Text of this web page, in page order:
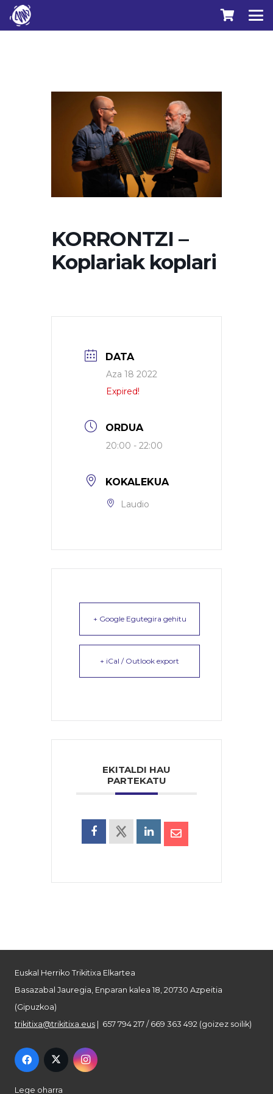
KORRONTZI –
Koplariak koplari
DATA
Aza 18 2022
Expired!
ORDUA
20:00 - 22:00
KOKALEKUA
Laudio
+ Google Egutegira gehitu
+ iCal / Outlook export
EKITALDI HAU
PARTEKATU
Euskal Herriko Trikitixa Elkartea
Basazabal Jauregia, Enparan kalea 18, 20730 Azpeitia
(Gipuzkoa)
trikitixa@trikitixa.eus | 657 794 217 / 669 363 492 (goizez soilik)
Lege oharra